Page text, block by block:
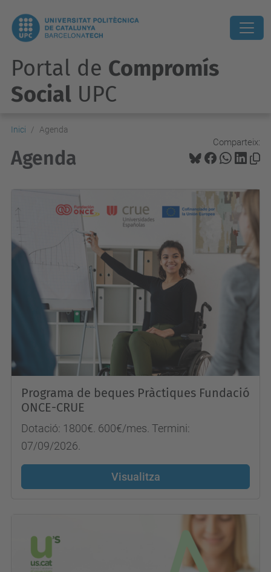
Portal de Compromís
Social UPC
Inici Agenda
Comparteix:
Agenda
Programa de beques Pràctiques Fundació
ONCE-CRUE
Dotació: 1800€. 600€/mes. Termini:
07/09/2026.
Visualitza